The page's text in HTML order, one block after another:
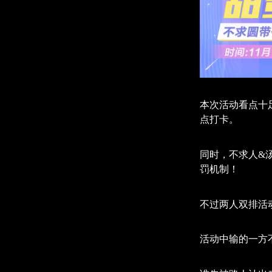
本次活动看点十
点打卡。
同时，不求人&
罚机制！
不过两人双排活
活动中输的一方